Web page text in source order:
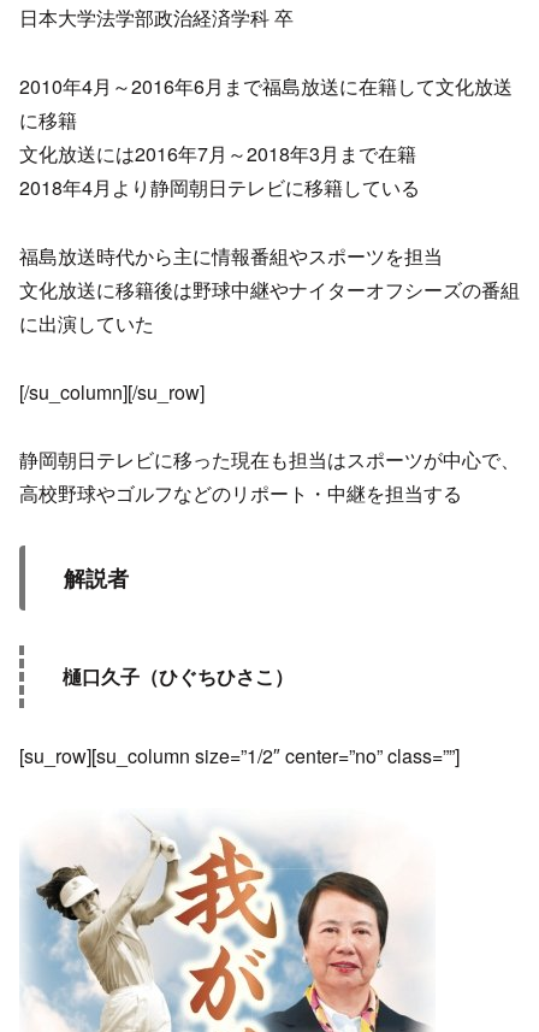
日本大学法学部政治経済学科 卒
2010年4月～2016年6月まで福島放送に在籍して文化放送
に移籍
文化放送には2016年7月～2018年3月まで在籍
2018年4月より静岡朝日テレビに移籍している
福島放送時代から主に情報番組やスポーツを担当
文化放送に移籍後は野球中継やナイターオフシーズの番組
に出演していた
[/su_column][/su_row]
静岡朝日テレビに移った現在も担当はスポーツが中心で、
高校野球やゴルフなどのリポート・中継を担当する
解説者
樋口久子（ひぐちひさこ）
[su_row][su_column size=”1/2″ center=”no” class=””]